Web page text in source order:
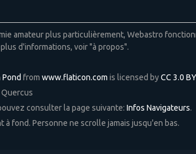
amateur plus particulièrement, Webastro
d'informations, voir "à propos".
Pond from www.flaticon.com is licensed byCC 3.0 BY
consulter la page suivante: Infos Navigateurs.
fond. Personne ne scrolle jamais jusqu'en bas.